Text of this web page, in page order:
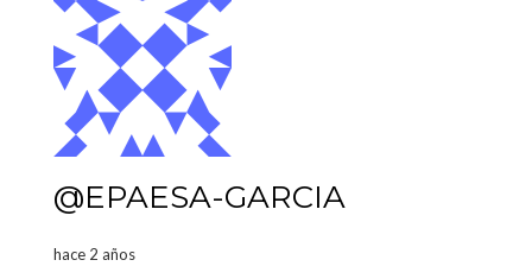
@EPAESA-GARCIA
hace 2 años